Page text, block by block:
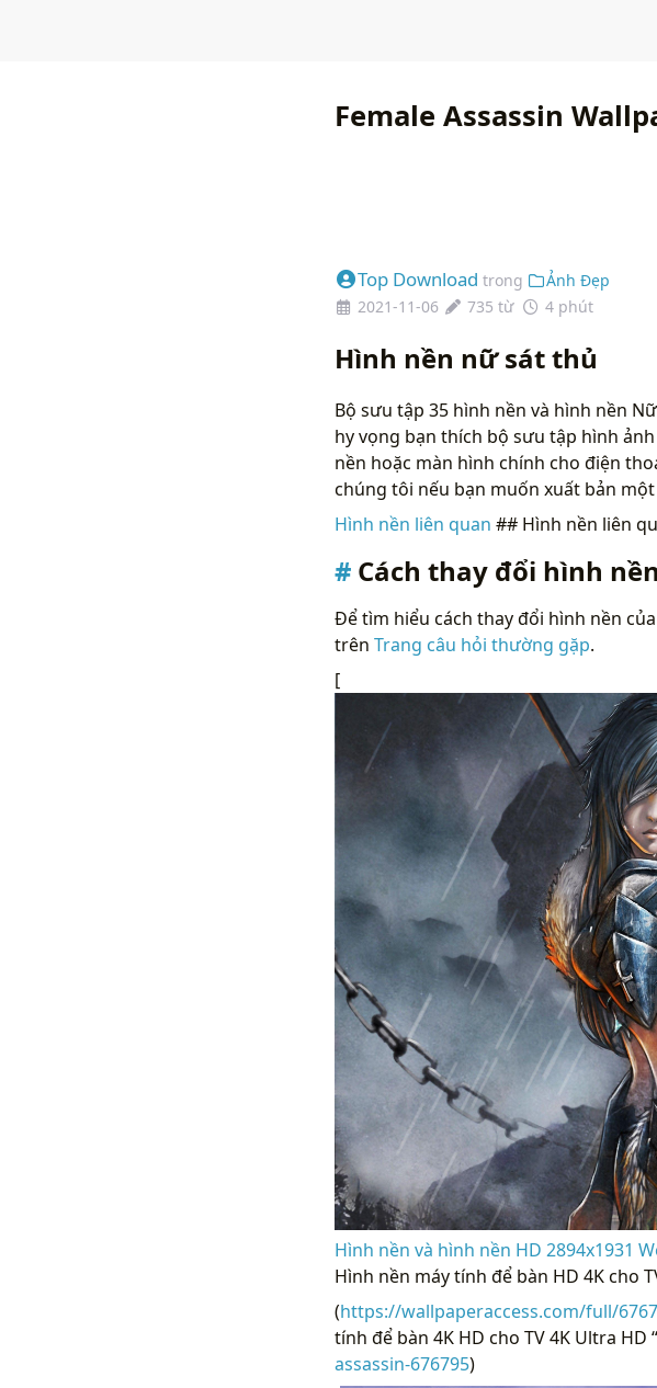
Female Assassin
Top Download trong
Ảnh Đẹp
2021-11-06
735 từ 4 phút
Hình nền nữ sát thủ
Bộ sưu tập 35 hình nền và hình nền
hy vọng bạn thích bộ sưu tập hình
nền hoặc màn hình chính cho điện
chúng tôi nếu bạn muốn xuất bản một
Hình nền liên quan ## Hình nền liên
Cách thay đổi hình
Để tìm hiểu cách thay đổi hình nền
trên Trang câu hỏi thường gặp.
[
Hình nền và hình nền HD 2894x1931
Hình nền máy tính để bàn HD 4K cho
(https://wallpaperaccess.com/full/
tính để bàn 4K HD cho TV 4K Ultra HD
assassin-676795)